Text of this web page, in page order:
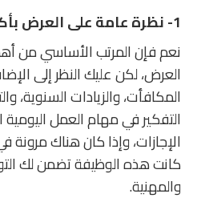
1- نظرة عامة على العرض
نعم فإن المرتب الأساسي من
العرض، لكن عليك النظر إلى
المكافأت، والزيادات السنوية،
التفكير في مهام العمل
الإجازات، وإذا كان هناك مرونة
كانت هذه الوظيفة تضمن لك
والمهنية.